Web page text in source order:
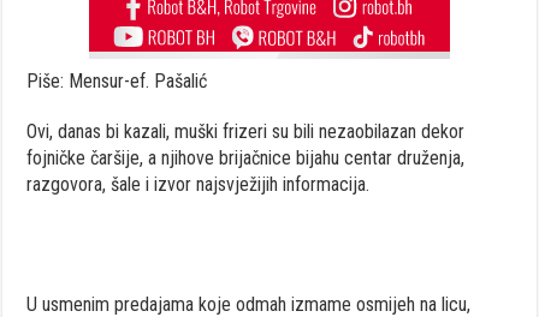
Piše: Mensur-ef. Pašalić
Ovi, danas bi kazali, muški frizeri su bili nezaobilazan dekor
fojničke čaršije, a njihove brijačnice bijahu centar druženja,
razgovora, šale i izvor najsvježijih informacija.
U usmenim predajama koje odmah izmame osmijeh na licu,